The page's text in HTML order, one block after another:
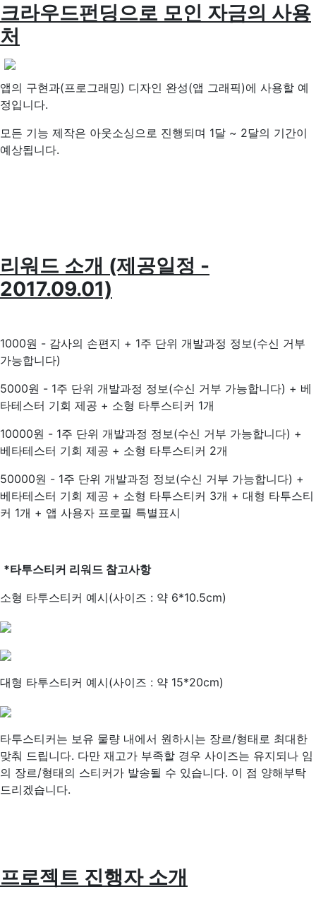
크라우드펀딩으로 모인 자금의 사용
처
앱의 구현과(프로그래밍) 디자인 완성(앱 그래픽)에 사용할 예
정입니다.
모든 기능 제작은 아웃소싱으로 진행되며 1달 ~ 2달의 기간이
예상됩니다.
리워드 소개 (제공일정 -
2017.09.01)
1000원 - 감사의 손편지 + 1주 단위 개발과정 정보(수신 거부
가능합니다)
5000원 - 1주 단위 개발과정 정보(수신 거부 가능합니다) + 베
타테스터 기회 제공 + 소형 타투스티커 1개
10000원 - 1주 단위 개발과정 정보(수신 거부 가능합니다) +
베타테스터 기회 제공 + 소형 타투스티커 2개
50000원 - 1주 단위 개발과정 정보(수신 거부 가능합니다) +
베타테스터 기회 제공 + 소형 타투스티커 3개 + 대형 타투스티
커 1개 + 앱 사용자 프로필 특별표시
*타투스티커 리워드 참고사항
소형 타투스티커 예시(사이즈 : 약 6*10.5cm)
대형 타투스티커 예시(사이즈 : 약 15*20cm)
타투스티커는 보유 물량 내에서 원하시는 장르/형태로 최대한
맞춰 드립니다. 다만 재고가 부족할 경우 사이즈는 유지되나 임
의 장르/형태의 스티커가 발송될 수 있습니다. 이 점 양해부탁
드리겠습니다.
프로젝트 진행자 소개